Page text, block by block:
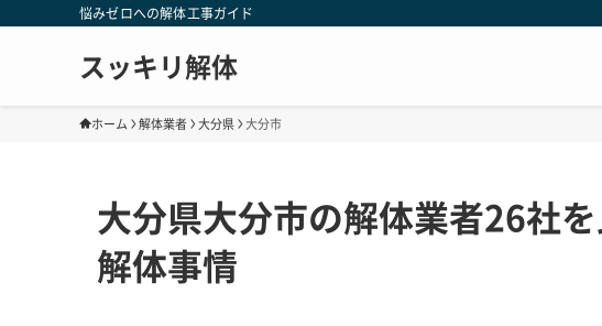
悩みゼロへの解体工事ガイド
スッキリ解体
ホーム 解体業者 大分県 大分市
大分県大分市の解体業者26社
解体事情